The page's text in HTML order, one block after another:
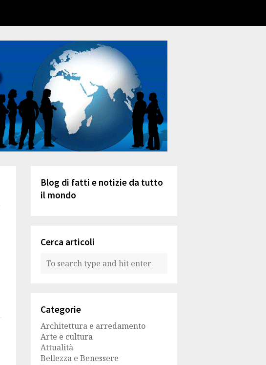
Blog di fatti e notizie da tutto
il mondo
Cerca articoli
Categorie
Architettura e arredamento
Arte e cultura
Attualità
Bellezza e Benessere